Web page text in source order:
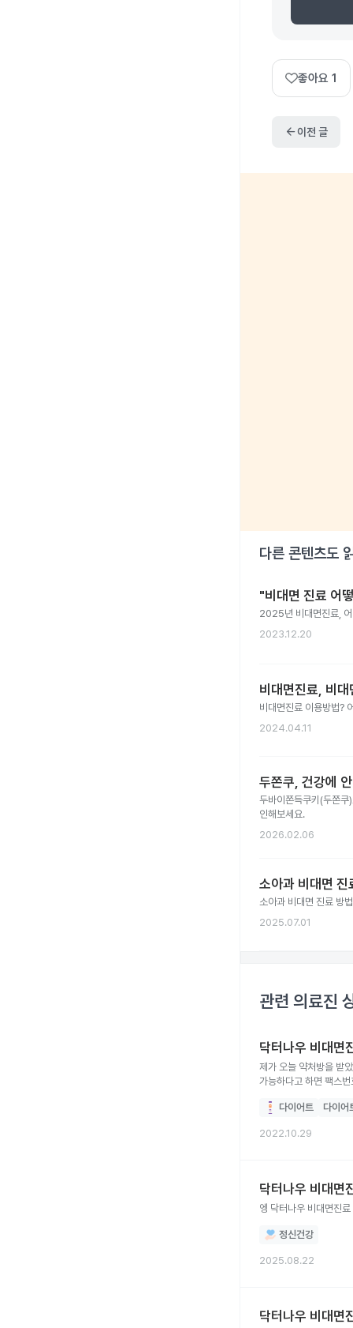
좋아요 1
arrow_back이전 글
다른 콘텐츠도
"비대면 진료 어
2025년 비대면진료, 어
2023.12.20
비대면진료, 비
비대면진료 이용방법?
2024.04.11
두쫀쿠, 건강에
두바이쫀득쿠키(두쫀쿠
인해보세요.
2026.02.06
소아과 비대면 진
소아과 비대면 진료 방
2025.07.01
관련 의료진
닥터나우 비대면
제가 오늘 약처방을 받
가능하다고 하면 팩스
다이어트
다이어
2022.10.29
닥터나우 비대면
엥 닥터나우 비대면진
정신건강
2025.08.22
닥터나우 비대면